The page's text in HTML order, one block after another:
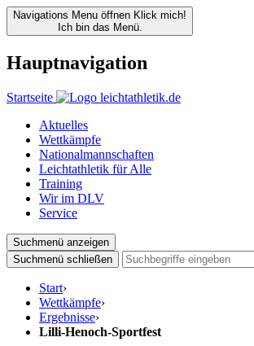
Navigations Menu öffnen Klick mich!
Ich bin das Menü.
Hauptnavigation
Startseite
Aktuelles
Wettkämpfe
Nationalmannschaften
Leichtathletik für Alle
Training
Wir im DLV
Service
Suchmenü anzeigen
Suchmenü schließen
Start›
Wettkämpfe›
Ergebnisse›
Lilli-Henoch-Sportfest